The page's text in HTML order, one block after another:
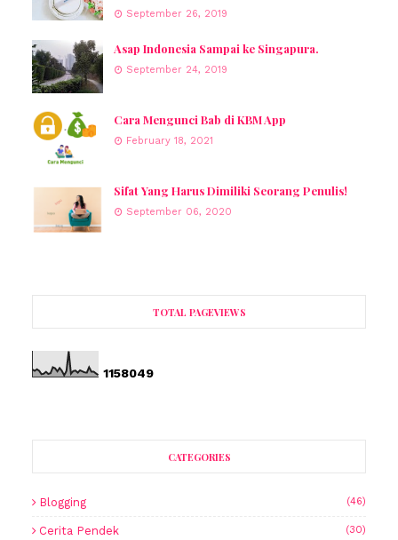
September 26, 2019
Asap Indonesia Sampai ke Singapura.
September 24, 2019
Cara Mengunci Bab di KBM App
February 18, 2021
Sifat Yang Harus Dimiliki Seorang Penulis!
September 06, 2020
TOTAL PAGEVIEWS
1158049
CATEGORIES
Blogging (46)
Cerita Pendek (30)